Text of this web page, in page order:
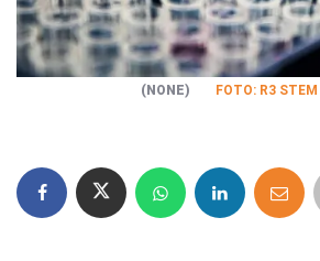
(NONE) FOTO: R3